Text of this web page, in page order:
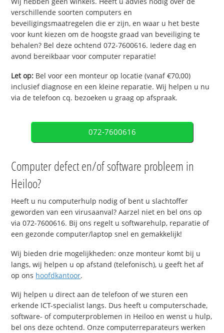
verschillende soorten computers en
beveiligingsmaatregelen die er zijn, en waar u het beste
voor kunt kiezen om de hoogste graad van beveiliging te
behalen? Bel deze ochtend 072-7600616. Iedere dag en
avond bereikbaar voor computer reparatie!
Let op: Bel voor een monteur op locatie (vanaf €70,00)
inclusief diagnose en een kleine reparatie. Wij helpen u nu
via de telefoon cq. bezoeken u graag op afspraak.
072-7600616
Computer defect en/of software probleem in
Heiloo?
Heeft u nu computerhulp nodig of bent u slachtoffer
geworden van een virusaanval? Aarzel niet en bel ons op
via 072-7600616. Bij ons regelt u softwarehulp, reparatie of
een gezonde computer/laptop snel en gemakkelijk!
Wij bieden drie mogelijkheden: onze monteur komt bij u
langs, wij helpen u op afstand (telefonisch), u geeft het af
op ons hoofdkantoor.
Wij helpen u direct aan de telefoon of we sturen een
erkende ICT-specialist langs. Dus heeft u computerschade,
software- of computerproblemen in Heiloo en wenst u hulp,
bel ons deze ochtend. Onze computerreparateurs werken